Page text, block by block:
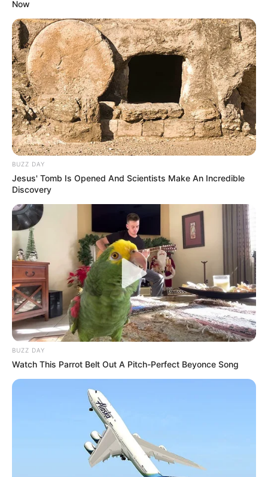
Fail! 10 Potret Makanan Gagal
Dimasak yang Bikin Kamu
Nggak Selera
10 Pose Manekin Anti
Mainstream yang Konyol
8 Kata Lucu Seputar Malam
Minggu ala Jomblo yang Bikin
Ngenes
10 Desain Kanopi Tempat
Tidur, Serasa Beristirahat di
Now
BUZZ DAY
Jesus' Tomb Is Opened And Scientists Make An Incredible
Discovery
BUZZ DAY
Watch This Parrot Belt Out A Pitch-Perfect Beyonce Song